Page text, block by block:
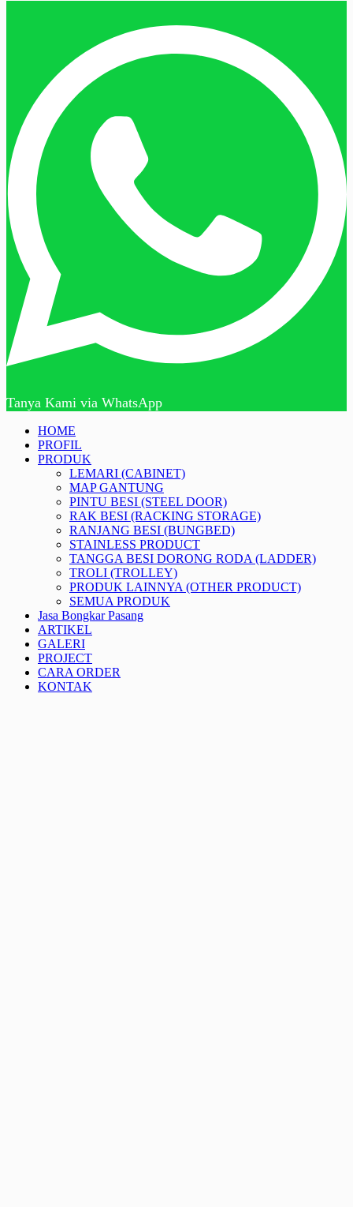
Tanya Kami via WhatsApp
HOME
PROFIL
PRODUK
LEMARI (CABINET)
MAP GANTUNG
PINTU BESI (STEEL DOOR)
RAK BESI (RACKING STORAGE)
RANJANG BESI (BUNGBED)
STAINLESS PRODUCT
TANGGA BESI DORONG RODA (LADDER)
TROLI (TROLLEY)
PRODUK LAINNYA (OTHER PRODUCT)
SEMUA PRODUK
Jasa Bongkar Pasang
ARTIKEL
GALERI
PROJECT
CARA ORDER
KONTAK